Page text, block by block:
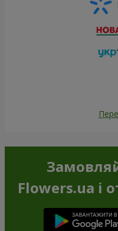
Flowers.ua і